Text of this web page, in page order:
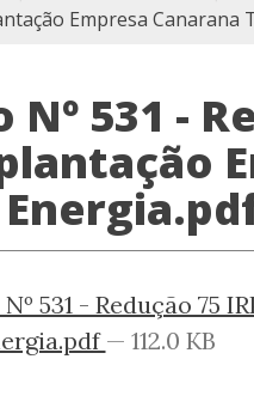
Empresa
Nº 531 -
531 - Redução 75
— 112.0 KB